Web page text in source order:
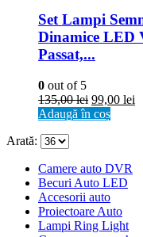
Set Lampi
Dinamice LED
Passat,...
0 out of 5
135,00lei 99,00 lei
Adaugă în coș
Arată:
Camere auto DVR
Becuri Auto LED
Accesorii auto
Proiectoare Auto
Lampi Ring Light